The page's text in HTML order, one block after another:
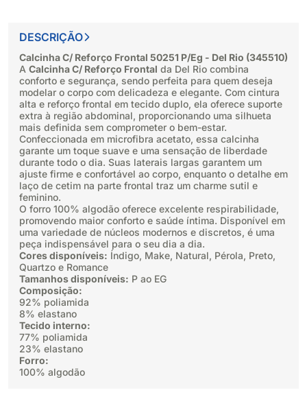
DESCRIÇÃO
Calcinha C/ Reforço Frontal 50251 P/Eg - Del Rio (345510)
A Calcinha C/ Reforço Frontal da Del Rio combina
conforto e segurança, sendo perfeita para quem deseja
modelar o corpo com delicadeza e elegante. Com cintura
alta e reforço frontal em tecido duplo, ela oferece suporte
extra à região abdominal, proporcionando uma silhueta
mais definida sem comprometer o bem-estar.
Confeccionada em microfibra acetato, essa calcinha
garante um toque suave e uma sensação de liberdade
durante todo o dia. Suas laterais largas garantem um
ajuste firme e confortável ao corpo, enquanto o detalhe em
laço de cetim na parte frontal traz um charme sutil e
feminino.
O forro 100% algodão oferece excelente respirabilidade,
promovendo maior conforto e saúde íntima. Disponível em
uma variedade de núcleos modernos e discretos, é uma
peça indispensável para o seu dia a dia.
Cores disponíveis: Índigo, Make, Natural, Pérola, Preto,
Quartzo e Romance
Tamanhos disponíveis: P ao EG
Composição:
92% poliamida
8% elastano
Tecido interno:
77% poliamida
23% elastano
Forro:
100% algodão